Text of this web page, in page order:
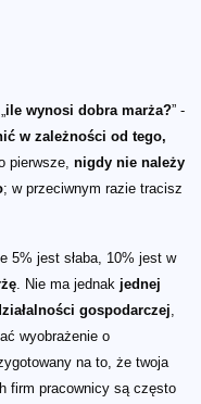
ile wynosi dobra marża?” -
w zależności od tego,
pierwsze, nigdy nie należy
; w przeciwnym razie tracisz
5% jest słaba, 10% jest w
. Nie ma jednak jednej
gospodarczej
wyobrażenie o
na to, że twoja
firm pracownicy są często